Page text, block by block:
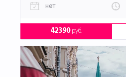
нет
42390руб.